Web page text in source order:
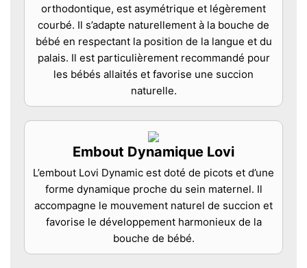
orthodontique, est asymétrique et légèrement
courbé. Il s’adapte naturellement à la bouche de
bébé en respectant la position de la langue et du
palais. Il est particulièrement recommandé pour
les bébés allaités et favorise une succion
naturelle.
Embout Dynamique Lovi
L’embout Lovi Dynamic est doté de picots et d’une
forme dynamique proche du sein maternel. Il
accompagne le mouvement naturel de succion et
favorise le développement harmonieux de la
bouche de bébé.